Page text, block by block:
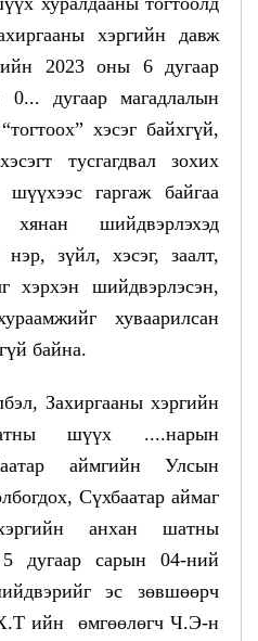
хэргийн давж
2023 оны 6 дугаар
дугаар магадлалын
хэсэг байхгүй,
тусгагдвал зохих
гаргаж байгаа
шийдвэрлэхэд
зүйл, хэсэг, заалт,
хэрхэн шийдвэрлэсэн,
хуваарилсан
байна.
хэргийн
шүүх ....нарын
аймгийн Улсын
Сүхбаатар аймаг
анхан шатны
дугаар сарын 04-ний
эс зөвшөөрч
Х.Т ийн өмгөөлөгч Ч.Э-н